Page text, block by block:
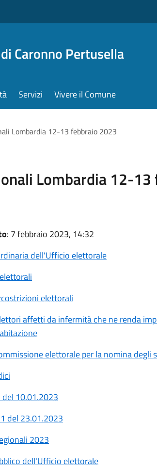
Caronno Pertusella
Servizi Vivere il Comune
Lombardia 12-13 febbraio 2023
Lombardia 12-13
: 7 febbraio 2023, 14:32
dell'Ufficio elettorale
elettorali
affetti da infermità che ne renda
elettorale per la nomina degli
del 10.01.2023
del 23.01.2023
2023
dell'Ufficio elettorale